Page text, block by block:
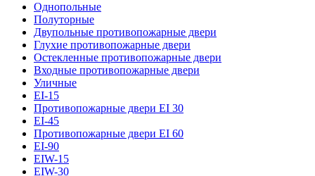
Однопольные
Полуторные
Двупольные противопожарные двери
Глухие противопожарные двери
Остекленные противопожарные двери
Входные противопожарные двери
Уличные
EI-15
Противопожарные двери EI 30
EI-45
Противопожарные двери EI 60
EI-90
EIW-15
EIW-30